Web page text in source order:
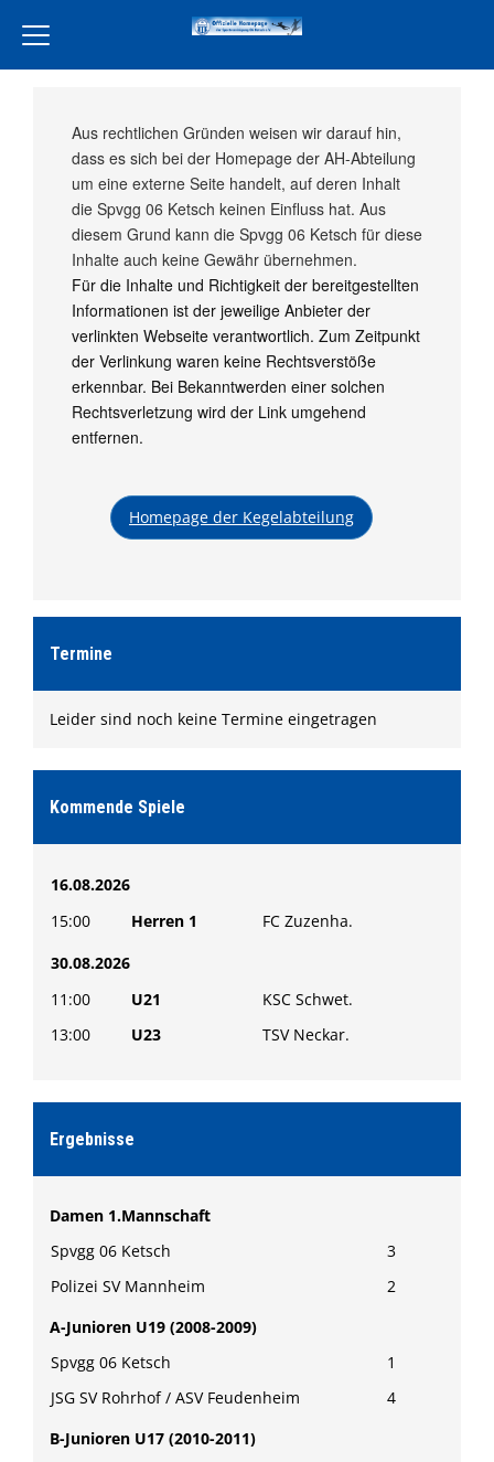
Freiwilligendienst
Unsere Partner
Aktivität
Jugend
Kontaktformular
Aus rechtlichen Gründen weisen wir darauf hin,
dass es sich bei der Homepage der AH-Abteilung
um eine externe Seite handelt, auf deren Inhalt
die Spvgg 06 Ketsch keinen Einfluss hat. Aus
diesem Grund kann die Spvgg 06 Ketsch für diese
Inhalte auch keine Gewähr übernehmen.
Für die Inhalte und Richtigkeit der bereitgestellten
Informationen ist der jeweilige Anbieter der
verlinkten Webseite verantwortlich. Zum Zeitpunkt
der Verlinkung waren keine Rechtsverstöße
erkennbar. Bei Bekanntwerden einer solchen
Rechtsverletzung wird der Link umgehend
entfernen.
Homepage der Kegelabteilung
Termine
Leider sind noch keine Termine eingetragen
Kommende Spiele
16.08.2026
15:00
Herren 1
FC Zuzenha.
30.08.2026
11:00
U21
KSC Schwet.
13:00
U23 TSV Neckar.
Ergebnisse
Damen 1.Mannschaft
Spvgg 06 Ketsch
3
Polizei SV Mannheim
2
A-Junioren U19 (2008-2009)
Spvgg 06 Ketsch
1
JSG SV Rohrhof / ASV Feudenheim
4
B-Junioren U17 (2010-2011)